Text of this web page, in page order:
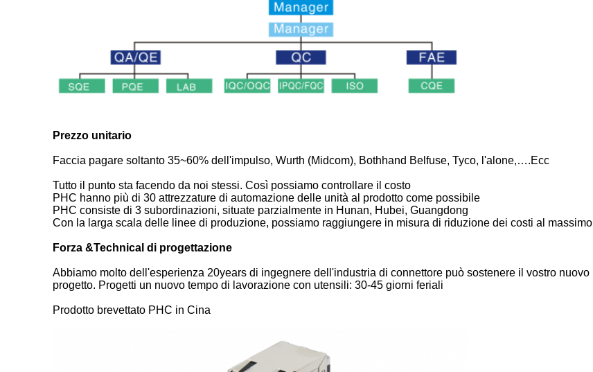
Prezzo unitario
Faccia pagare soltanto 35~60% dell'impulso, Wurth (Midcom), Bothhand Belfuse, Tyco, l'alone,….Ecc
Tutto il punto sta facendo da noi stessi. Così possiamo controllare il costo
PHC hanno più di 30 attrezzature di automazione delle unità al prodotto come possibile
PHC consiste di 3 subordinazioni, situate parzialmente in Hunan, Hubei, Guangdong
Con la larga scala delle linee di produzione, possiamo raggiungere in misura di riduzione dei costi al massimo
Forza &Technical di progettazione
Abbiamo molto dell'esperienza 20years di ingegnere dell'industria di connettore può sostenere il vostro nuovo
progetto. Progetti un nuovo tempo di lavorazione con utensili: 30-45 giorni feriali
Prodotto brevettato PHC in Cina